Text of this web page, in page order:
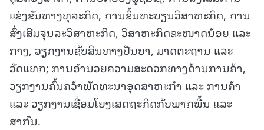
ແຂ່ງຂັນທາງທຸລະກິດ, ການຂຶ້ນທະບຽນວິສາຫະກິດ, ການ
ສົ່ງເສີມຈຸນລະວິສາຫະກິດ, ວິສາຫະກິດຂະໜາດນ້ອຍ ແລະ
ກາງ, ວຽກງານຊັບສິນທາງປັນຍາ, ມາດຕະຖານ ແລະ
ວັດແທກ; ການອໍານວຍຄວາມສະດວກທາງດ້ານການຄ້າ,
ວຽກງານຄົ້ນຄວ້າພັດທະນາອຸດສາຫະກໍາ ແລະ ການຄ້າ
ແລະ ວຽກງານເຊື່ອມໂຍງເສດຖະກິດກັບພາກພື້ນ ແລະ
ສາກົນ.